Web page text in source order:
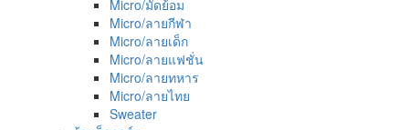
Micro/มัดย้อม
Micro/ลายกีฬา
Micro/ลายเด็ก
Micro/ลายแฟชั่น
Micro/ลายทหาร
Micro/ลายไทย
Sweater